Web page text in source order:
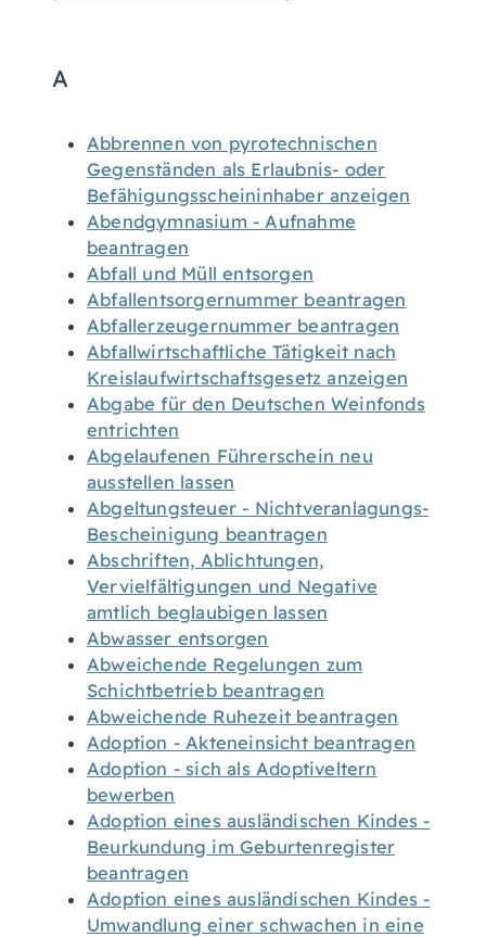
A
Abbrennen von pyrotechnischen
Gegenständen als Erlaubnis- oder
Befähigungsscheininhaber anzeigen
Abendgymnasium - Aufnahme
beantragen
Abfall und Müll entsorgen
Abfallentsorgernummer beantragen
Abfallerzeugernummer beantragen
Abfallwirtschaftliche Tätigkeit nach
Kreislaufwirtschaftsgesetz anzeigen
Abgabe für den Deutschen Weinfonds
entrichten
Abgelaufenen Führerschein neu
ausstellen lassen
Abgeltungsteuer - Nichtveranlagungs-
Bescheinigung beantragen
Abschriften, Ablichtungen,
Vervielfältigungen und Negative
amtlich beglaubigen lassen
Abwasser entsorgen
Abweichende Regelungen zum
Schichtbetrieb beantragen
Abweichende Ruhezeit beantragen
Adoption - Akteneinsicht beantragen
Adoption - sich als Adoptiveltern
bewerben
Adoption eines ausländischen Kindes -
Beurkundung im Geburtenregister
beantragen
Adoption eines ausländischen Kindes -
Umwandlung einer schwachen in eine